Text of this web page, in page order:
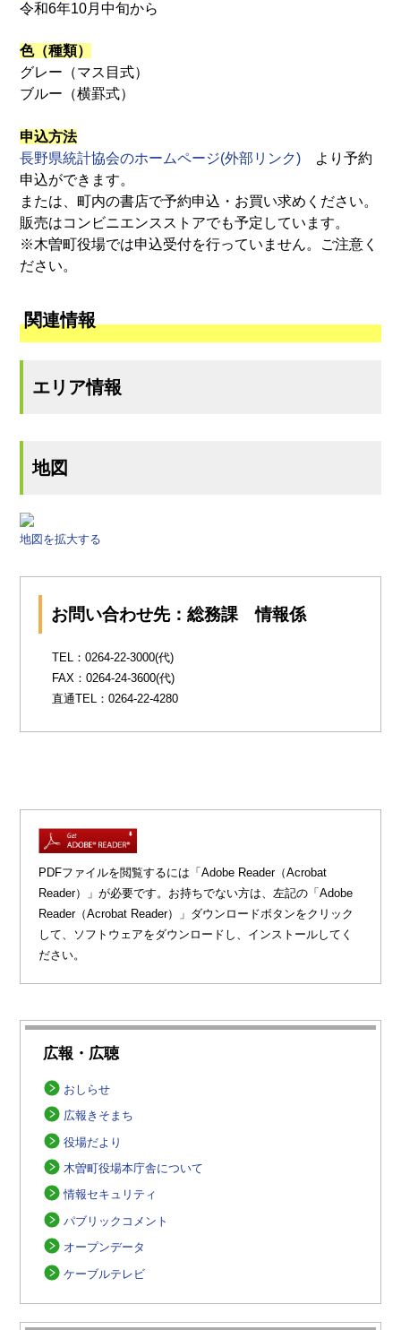
広報・広聴
おしらせ
広報きそまち
役場だより
木曽町役場本庁舎について
情報セキュリティ
パブリックコメント
オープンデータ
ケーブルテレビ
令和6年10月中旬から
色（種類）
グレー（マス目式）
ブルー（横罫式）
申込方法
長野県統計協会のホームページ(外部リンク) より予約
申込ができます。
または、町内の書店で予約申込・お買い求めください。
販売はコンビニエンスストアでも予定しています。
※木曽町役場では申込受付を行っていません。ご注意く
ださい。
関連情報
エリア情報
地図
地図を拡大する
お問い合わせ先：総務課 情報係
TEL：0264-22-3000(代)
FAX：0264-24-3600(代)
直通TEL：0264-22-4280
PDFファイルを閲覧するには「Adobe Reader（Acrobat
Reader）」が必要です。お持ちでない方は、左記の「Adobe
Reader（Acrobat Reader）」ダウンロードボタンをクリック
して、ソフトウェアをダウンロードし、インストールしてく
ださい。